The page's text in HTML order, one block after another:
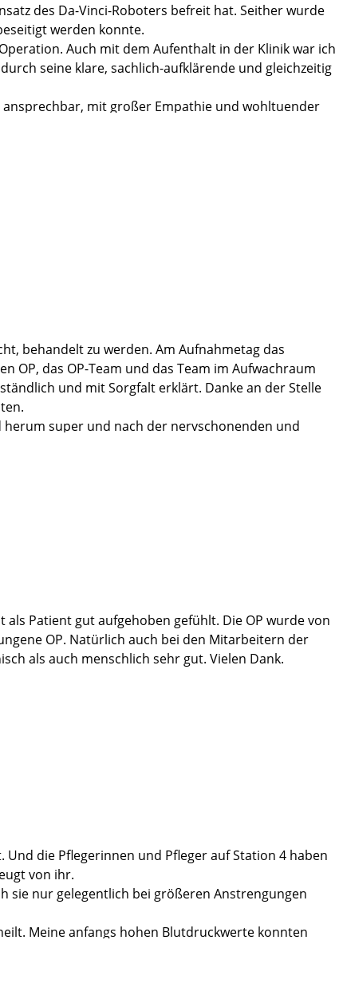
des Da-Vinci-Roboters befreit hat. Seither wurde
werden konnte.
Auch mit dem Aufenthalt in der Klinik war ich
seine klare, sachlich-aufklärende und gleichzeitig
mit großer Empathie und wohltuender
Eingriff klar zu kommen und mich schnell zu
behandelt zu werden. Am Aufnahmetag das
das OP-Team und das Team im Aufwachraum
und mit Sorgfalt erklärt. Danke an der Stelle
super und nach der nervschonenden und
:-). Was will ich mehr und nun heißt es
Patient gut aufgehoben gefühlt. Die OP wurde von
OP. Natürlich auch bei den Mitarbeitern der
als auch menschlich sehr gut. Vielen Dank.
die Pflegerinnen und Pfleger auf Station 4 haben
von ihr.
sie nur gelegentlich bei größeren Anstrengungen
Meine anfangs hohen Blutdruckwerte konnten
die auch andere Ursachen haben können.